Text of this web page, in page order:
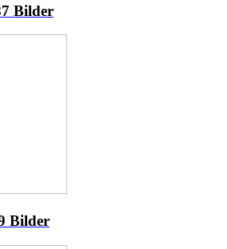
Bilder
Bilder